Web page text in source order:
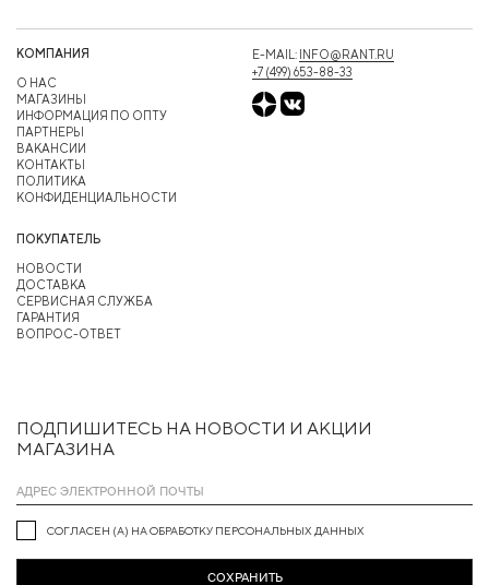
ПОДПИШИТЕСЬ НА НОВОСТИ И АКЦИИ
МАГАЗИНА
СОГЛАСЕН (А) НА ОБРАБОТКУ ПЕРСОНАЛЬНЫХ ДАННЫХ
СОХРАНИТЬ
КОМПАНИЯ
О НАС
МАГАЗИНЫ
ИНФОРМАЦИЯ ПО ОПТУ
ПАРТНЕРЫ
ВАКАНСИИ
КОНТАКТЫ
ПОЛИТИКА
КОНФИДЕНЦИАЛЬНОСТИ
ПОКУПАТЕЛЬ
НОВОСТИ
ДОСТАВКА
СЕРВИСНАЯ СЛУЖБА
ГАРАНТИЯ
ВОПРОС-ОТВЕТ
E-MAIL: INFO@RANT.RU
+7 (499) 653-88-33